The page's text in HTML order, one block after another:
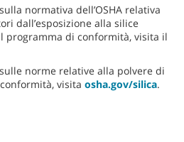
normativa dell’OSHA relativa
dall’esposizione alla silice
programma di conformità, visita il
norme relative alla polvere di
visita osha.gov/silica.